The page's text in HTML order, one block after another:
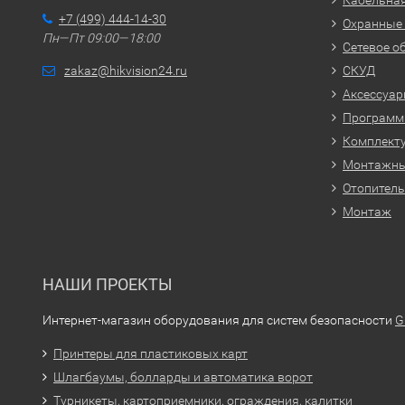
+7 (499) 444-14-30
Пн—Пт 09:00—18:00
zakaz@hikvision24.ru
Охранные
Сетевое
СКУД
Монтаж
НАШИ ПРОЕКТЫ
Интернет-магазин оборудования для систем безопасности
Принтеры для пластиковых карт
Шлагбаумы, болларды и автоматика ворот
Турникеты, картоприемники, ограждения, калитки